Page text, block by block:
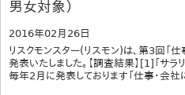
男女対象）
2016年02月26日
リスクモンスター(リスモン)は、第3回「
発表いたしました。【調査結果】[1]「サラ
毎年2月に発表しております「仕事・会